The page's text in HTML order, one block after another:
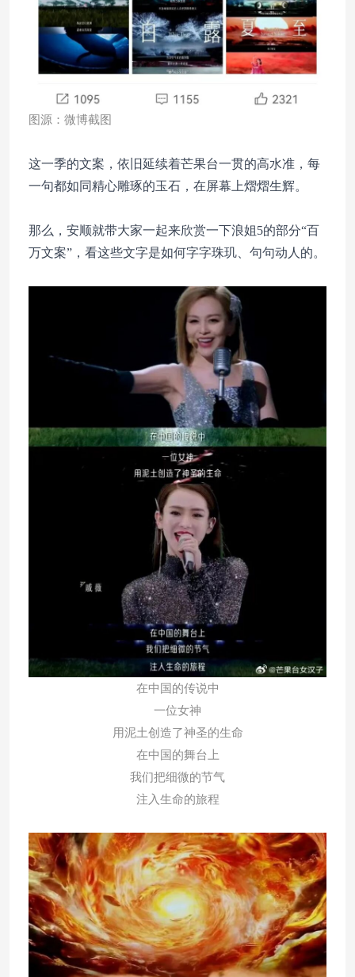
图源：微博截图
这一季的文案，依旧延续着芒果台一贯的高水准，每
一句都如同精心雕琢的玉石，在屏幕上熠熠生辉。
那么，安顺就带大家一起来欣赏一下浪姐5的部分“百
万文案”，看这些文字是如何字字珠玑、句句动人的。
在中国的传说中
一位女神
用泥土创造了神圣的生命
在中国的舞台上
我们把细微的节气
注入生命的旅程